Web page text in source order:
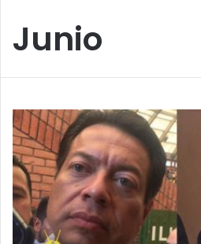
Junio